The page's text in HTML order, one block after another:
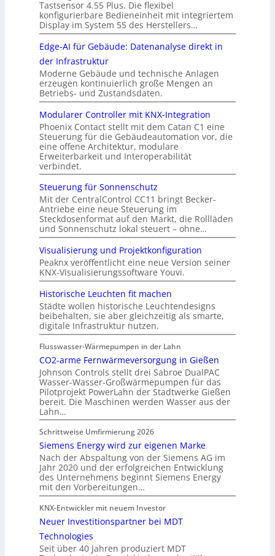
Tastsensor 4.55 Plus. Die flexibel
konfigurierbare Bedieneinheit mit integriertem
Display im System 55 des Herstellers…
Edge-AI für Gebäude: Datenanalyse direkt in
der Infrastruktur
Moderne Gebäude und technische Anlagen
erzeugen kontinuierlich große Mengen an
Betriebs- und Zustandsdaten.
Modularer Controller mit KNX-Integration
Phoenix Contact stellt mit dem Catan C1 eine
Steuerung für die Gebäudeautomation vor, die
eine offene Architektur, modulare
Erweiterbarkeit und Interoperabilität
verbindet.
Steuerung für Sonnenschutz
Mit der CentralControl CC11 bringt Becker-
Antriebe eine neue Steuerung im
Steckdosenformat auf den Markt, die Rollläden
und Sonnenschutz lokal steuert – ohne…
Visualisierung und Projektkonfiguration
Peaknx veröffentlicht eine neue Version seiner
KNX-Visualisierungssoftware Youvi.
Historische Leuchten fit machen
Städte wollen historische Leuchtendesigns
beibehalten, sie aber gleichzeitig als smarte,
digitale Infrastruktur nutzen.
Flusswasser-Wärmepumpen in der Lahn
CO2-arme Fernwärmeversorgung in Gießen
Johnson Controls stellt drei Sabroe DualPAC
Wasser-Wasser-Großwärmepumpen für das
Pilotprojekt PowerLahn der Stadtwerke Gießen
bereit. Die Maschinen werden Wasser aus der
Lahn…
Schrittweise Umfirmierung 2026
Siemens Energy wird zur eigenen Marke
Nach der Abspaltung von der Siemens AG im
Jahr 2020 und der erfolgreichen Entwicklung
des Unternehmens beginnt Siemens Energy
mit den Vorbereitungen…
KNX-Entwickler mit neuem Investor
Neuer Investitionspartner bei MDT
Technologies
Seit über 40 Jahren produziert MDT